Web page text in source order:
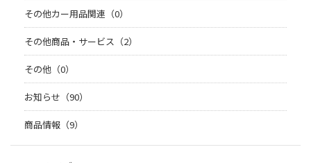
その他カー用品関連（0）
その他商品・サービス（2）
その他（0）
お知らせ（90）
商品情報（9）